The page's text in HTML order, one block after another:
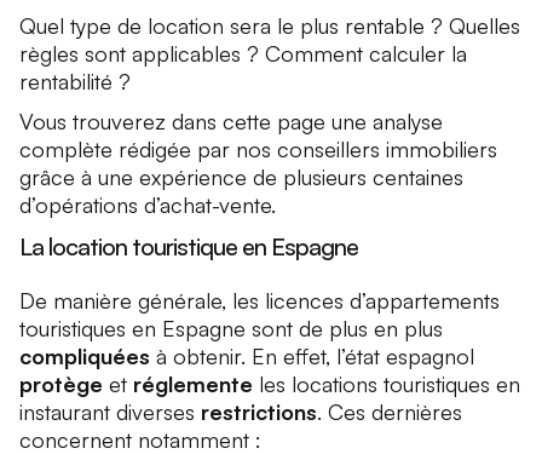
Quel type de location sera le plus rentable ? Quelles
règles sont applicables ? Comment calculer la
rentabilité ?
Vous trouverez dans cette page une analyse
complète rédigée par nos conseillers immobiliers
grâce à une expérience de plusieurs centaines
d’opérations d’achat-vente.
La location touristique en Espagne
De manière générale, les licences d’appartements
touristiques en Espagne sont de plus en plus
compliquées à obtenir. En effet, l’état espagnol
protège et réglemente les locations touristiques en
instaurant diverses restrictions. Ces dernières
concernent notamment :